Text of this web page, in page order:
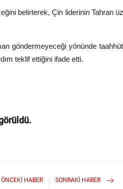
belirterek, Çin liderinin Tahran
göndermeyeceği yönünde
teklif ettiğini ifade etti.
ÖNCEKI HABER SONRAKI HABER